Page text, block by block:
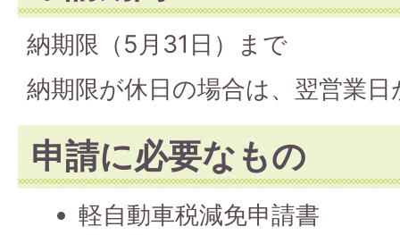
納期限（5月31日）まで
納期限が休日の場合は、翌営業
申請に必要なもの
軽自動車税減免申請書